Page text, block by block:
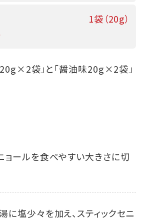
1袋（20g）
袋」と「醤油味20g×2袋」
ョールを食べやすい大きさに切
に塩少々を加え、スティックセニ